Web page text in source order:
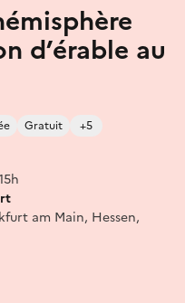
d’érable au
Gratuit +5
am Main, Hessen,